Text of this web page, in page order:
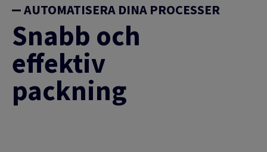
AUTOMATISERA DINA PROCESSER
Snabb och
effektiv
packning